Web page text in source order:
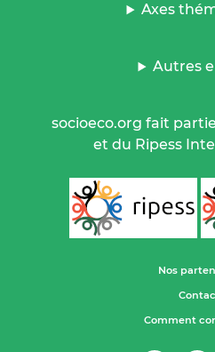
Axes
Autres
socioeco.org fait
et du Ripess
Nos
Comment